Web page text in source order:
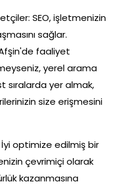
SEO, işletmenizin
sağlar.
faaliyet
yerel arama
sıralarda yer almak,
size erişmesini
İyi optimize edilmiş bir
çevrimiçi olarak
kazanmasına